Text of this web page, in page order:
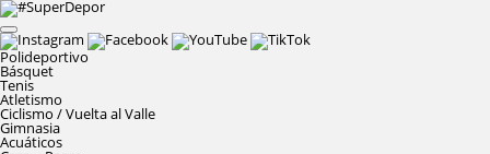
Polideportivo
Básquet
Tenis
Atletismo
Ciclismo / Vuelta al Valle
Gimnasia
Acuáticos